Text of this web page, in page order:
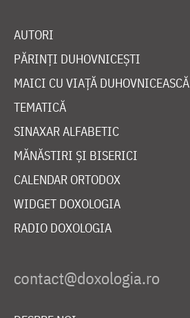
AUTORI
PĂRINȚI DUHOVNICEȘTI
MAICI CU VIAȚĂ DUHOVNICEASCĂ
TEMATICĂ
SINAXAR ALFABETIC
MĂNĂSTIRI ȘI BISERICI
CALENDAR ORTODOX
WIDGET DOXOLOGIA
RADIO DOXOLOGIA